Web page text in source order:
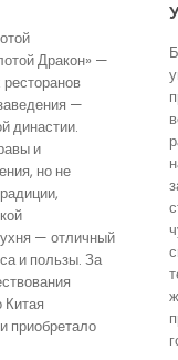
Дракон» —
—
династии.
и
но не
— отличный
и пользы. За
Китая
приобретало